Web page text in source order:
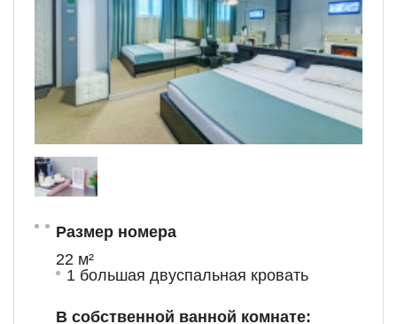
Размер номера
22 м²
1 большая двуспальная кровать
В собственной ванной комнате: